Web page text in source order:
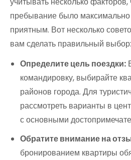
пребывание было
приятным. Вот несколько
вам сделать правильный выбор:
Определите цель поездки:
командировку, выбирайте
районов города. Для
рассмотреть варианты в
с основными
Обратите внимание на
бронированием квартиры